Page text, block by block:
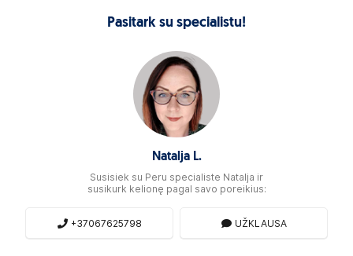
Pasitark su specialistu!
Natalja L.
Susisiek su Peru specialiste Natalja ir
susikurk kelionę pagal savo poreikius:
+37067625798 UŽKLAUSA